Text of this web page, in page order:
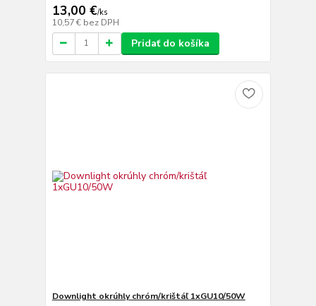
13,00 €/ks
10,57 € bez DPH
Pridať do košíka
Downlight okrúhly chróm/krištáľ 1xGU10/50W